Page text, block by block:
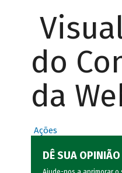
do
da
Ações
DÊ SUA OPINIÃO